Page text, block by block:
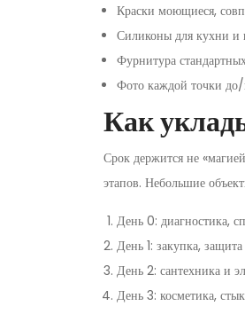
Краски моющиеся,
Силиконы для кухни и
Фурнитура
Фото каждой точки до/
Как
Срок держится не
этапов. Небольшие
День 0: диагностика,
День 1: закупка,
День 2: сантехника и
День 3: косметика,